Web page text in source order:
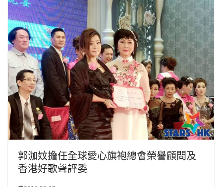
郭泇妏擔任全球愛心旗袍總會榮譽顧問及
香港好歌聲評委